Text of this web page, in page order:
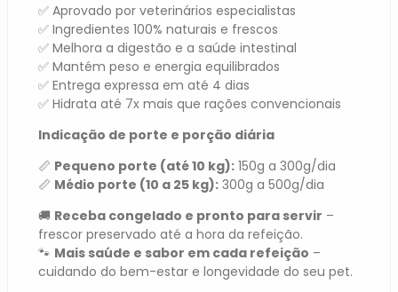
✅ Aprovado por veterinários especialistas
✅ Ingredientes 100% naturais e frescos
✅ Melhora a digestão e a saúde intestinal
✅ Mantém peso e energia equilibrados
✅ Entrega expressa em até 4 dias
✅ Hidrata até 7x mais que rações convencionais
Indicação de porte e porção diária
📏 Pequeno porte (até 10 kg): 150g a 300g/dia
📏 Médio porte (10 a 25 kg): 300g a 500g/dia
🚚 Receba congelado e pronto para servir –
frescor preservado até a hora da refeição.
🐾 Mais saúde e sabor em cada refeição –
cuidando do bem-estar e longevidade do seu pet.